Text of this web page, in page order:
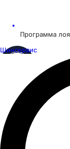
Программа
Шинсервис